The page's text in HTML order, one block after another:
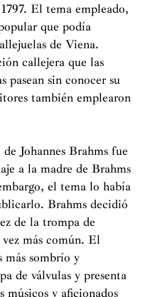
El tema empleado,
que podía
de Viena.
callejera que las
pasean sin conocer su
también emplearon
de Johannes Brahms fue
a la madre de Brahms
el tema lo había
Brahms decidió
de la trompa de
más común. El
sombrío y
de válvulas y presenta
y aficionados